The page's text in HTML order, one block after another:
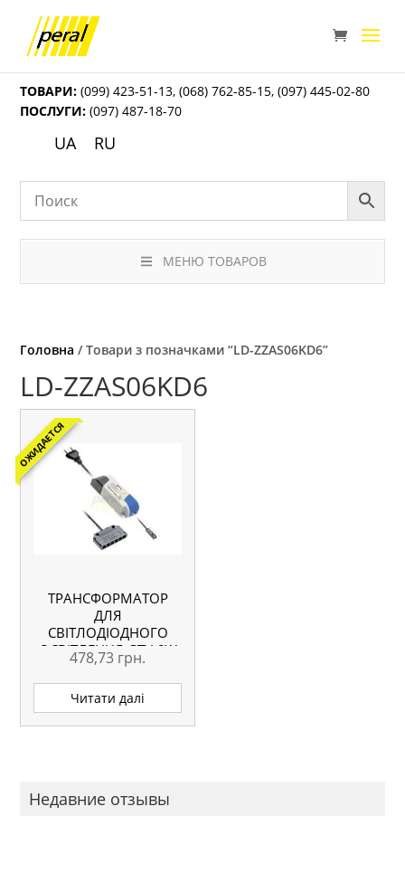
ТОВАРИ: (099) 423-51-13,(068) 762-85-15,(097) 445-02-80
ПОСЛУГИ: (097) 487-18-70
UA RU
МЕНЮ ТОВАРОВ
Головна / Товари з позначками “LD-ZZAS06KD6”
LD-ZZAS06KD6
ОЖИДАЕТСЯ
ТРАНСФОРМАТОР
ДЛЯ
СВІТЛОДІОДНОГО
ОСВІТЛЕННЯ GTV 6W
478,73 грн.
Читати далі
Недавние отзывы